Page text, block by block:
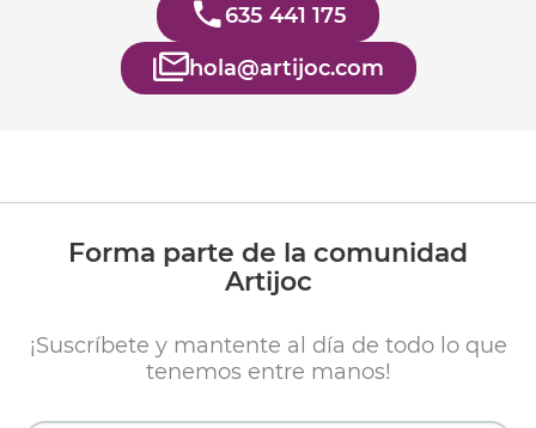
635 441 175
hola@artijoc.com
Forma parte de la comunidad
Artijoc
¡Suscríbete y mantente al día de todo lo que
tenemos entre manos!